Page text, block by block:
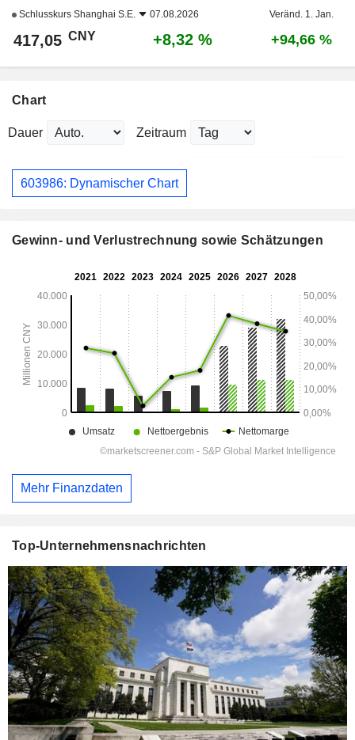
Schlusskurs Shanghai S.E. 07.08.2026 Veränd. 1. Jan.
417,05 CNY +8,32 % +94,66 %
Chart
Dauer Zeitraum
603986: Dynamischer Chart
Gewinn- und Verlustrechnung sowie Schätzungen
Mehr Finanzdaten
Top-Unternehmensnachrichten